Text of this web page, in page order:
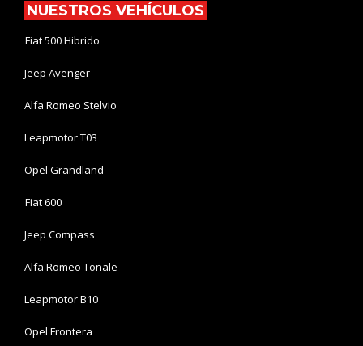
NUESTROS VEHÍCULOS
Fiat 500 Hibrido
Jeep Avenger
Alfa Romeo Stelvio
Leapmotor T03
Opel Grandland
Fiat 600
Jeep Compass
Alfa Romeo Tonale
Leapmotor B10
Opel Frontera